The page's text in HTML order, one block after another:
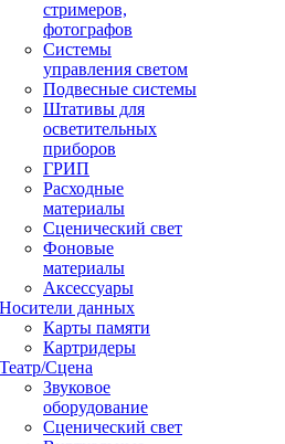
стримеров,
фотографов
Системы
управления светом
Подвесные системы
Штативы для
осветительных
приборов
ГРИП
Расходные
материалы
Сценический свет
Фоновые
материалы
Аксессуары
Носители данных
Карты памяти
Картридеры
Театр/Сцена
Звуковое
оборудование
Сценический свет